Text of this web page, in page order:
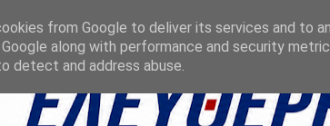
from Google to deliver its services and to
along with performance and security
detect and address abuse.